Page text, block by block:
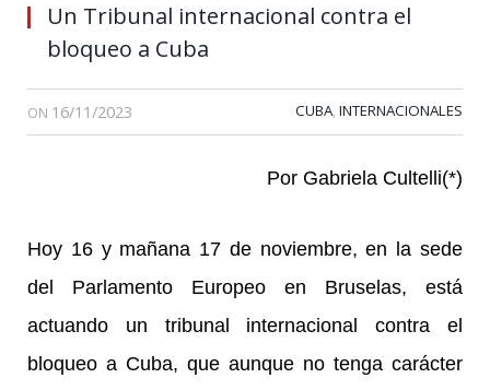
Un Tribunal internacional contra el
bloqueo a Cuba
ON 16/11/2023 CUBA, INTERNACIONALES
Por Gabriela Cultelli(*)
Hoy 16 y mañana 17 de noviembre, en la sede
del Parlamento Europeo en Bruselas, está
actuando un tribunal internacional contra el
bloqueo a Cuba, que aunque no tenga carácter